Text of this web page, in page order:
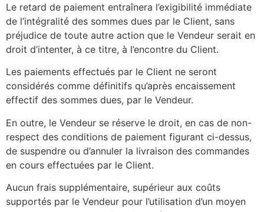
Le retard de paiement entraînera l’exigibilité immédiate
de l’intégralité des sommes dues par le Client, sans
préjudice de toute autre action que le Vendeur serait en
droit d’intenter, à ce titre, à l’encontre du Client.
Les paiements effectués par le Client ne seront
considérés comme définitifs qu’après encaissement
effectif des sommes dues, par le Vendeur.
En outre, le Vendeur se réserve le droit, en cas de non-
respect des conditions de paiement figurant ci-dessus,
de suspendre ou d’annuler la livraison des commandes
en cours effectuées par le Client.
Aucun frais supplémentaire, supérieur aux coûts
supportés par le Vendeur pour l’utilisation d’un moyen